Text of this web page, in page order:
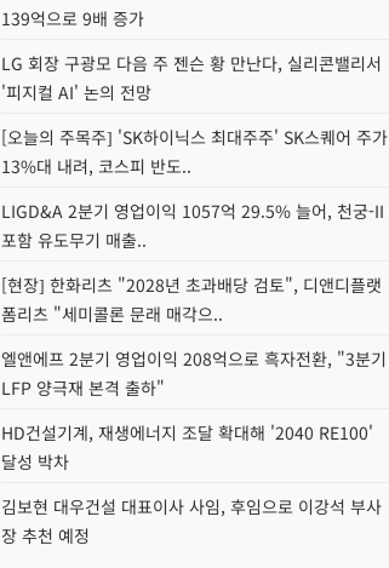
139억으로 9배 증가
LG 회장 구광모 다음 주 젠슨 황 만난다, 실리콘밸리서
'피지컬 AI' 논의 전망
[오늘의 주목주] 'SK하이닉스 최대주주' SK스퀘어 주가
13%대 내려, 코스피 반도..
LIGD&A 2분기 영업이익 1057억 29.5% 늘어, 천궁-II
포함 유도무기 매출..
[현장] 한화리츠 "2028년 초과배당 검토", 디앤디플랫
폼리츠 "세미콜론 문래 매각으..
엘앤에프 2분기 영업이익 208억으로 흑자전환, "3분기
LFP 양극재 본격 출하"
HD건설기계, 재생에너지 조달 확대해 '2040 RE100'
달성 박차
김보현 대우건설 대표이사 사임, 후임으로 이강석 부사
장 추천 예정